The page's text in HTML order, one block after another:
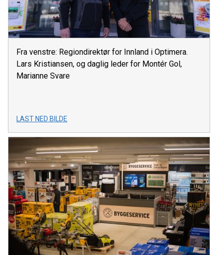
Fra venstre: Regiondirektør for Innland i Optimera.
Lars Kristiansen, og daglig leder for Montér Gol,
Marianne Svare
LAST NED BILDE